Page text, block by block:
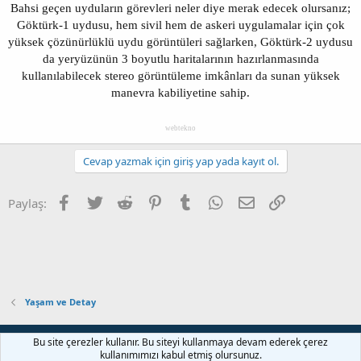
Bahsi geçen uyduların görevleri neler diye merak edecek olursanız;
Göktürk-1 uydusu, hem sivil hem de askeri uygulamalar için çok
yüksek çözünürlüklü uydu görüntüleri sağlarken, Göktürk-2 uydusu
da yeryüzünün 3 boyutlu haritalarının hazırlanmasında
kullanılabilecek stereo görüntüleme imkânları da sunan yüksek
manevra kabiliyetine sahip.
webtekno
Cevap yazmak için giriş yap yada kayıt ol.
Paylaş: Facebook
Twitter Reddit PinterestTumblr WhatsApp
E-posta
Yaşam ve Detay
Bize ulaşın Şartlar ve kurallar Gizlilik politikası
Yardım
Bu site çerezler kullanır. Bu siteyi kullanmaya devam ederek çerez
kullanımımızı kabul etmiş olursunuz.